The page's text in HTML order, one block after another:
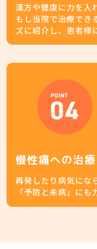
漢方や健康に力を入
もし当院で治療でき
ズに紹介し、患者様
慢性痛への治療
再発したり病気にな
「予防と未病」にも